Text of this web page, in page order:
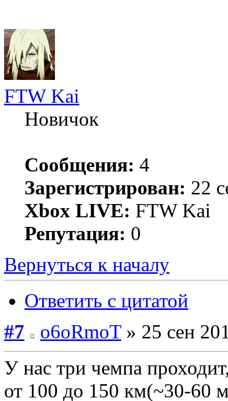
FTW Kai
Новичок
Сообщения: 4
Зарегистрирован: 22
Xbox LIVE: FTW Kai
Репутация: 0
Вернуться к началу
Ответить с цитатой
#7
o6oRmoT» 25 сен
У нас три чемпа
от 100 до 150 км(~30-60